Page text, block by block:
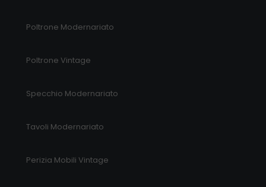
Poltrone Modernariato
Poltrone Vintage
Specchio Modernariato
Tavoli Modernariato
Perizia Mobili Vintage